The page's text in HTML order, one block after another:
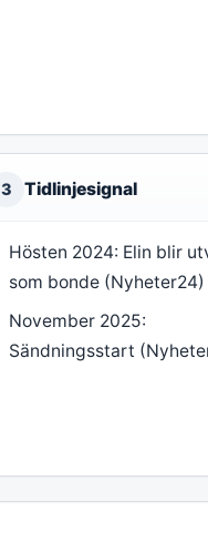
3 Tidlinjesignal
Hösten 2024: Elin blir
som bonde (Nyheter24)
November 2025:
Sändningsstart